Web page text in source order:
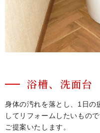
浴槽、洗面台
身体の汚れを落とし、1日の
してリフォームしたいもの
ご提案いたします。